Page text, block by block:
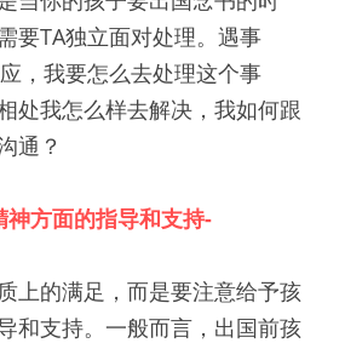
要TA独立面对处理。遇事
，我要怎么去处理这个事
处我怎么样去解决，我如何跟
通？
神方面的指导和支持-
上的满足，而是要注意给予孩
和支持。一般而言，出国前孩